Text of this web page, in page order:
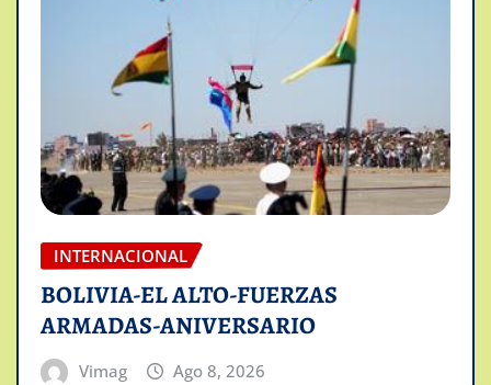
INTERNACIONAL
BOLIVIA-EL ALTO-FUERZAS
ARMADAS-ANIVERSARIO
Vimag Ago 8, 2026